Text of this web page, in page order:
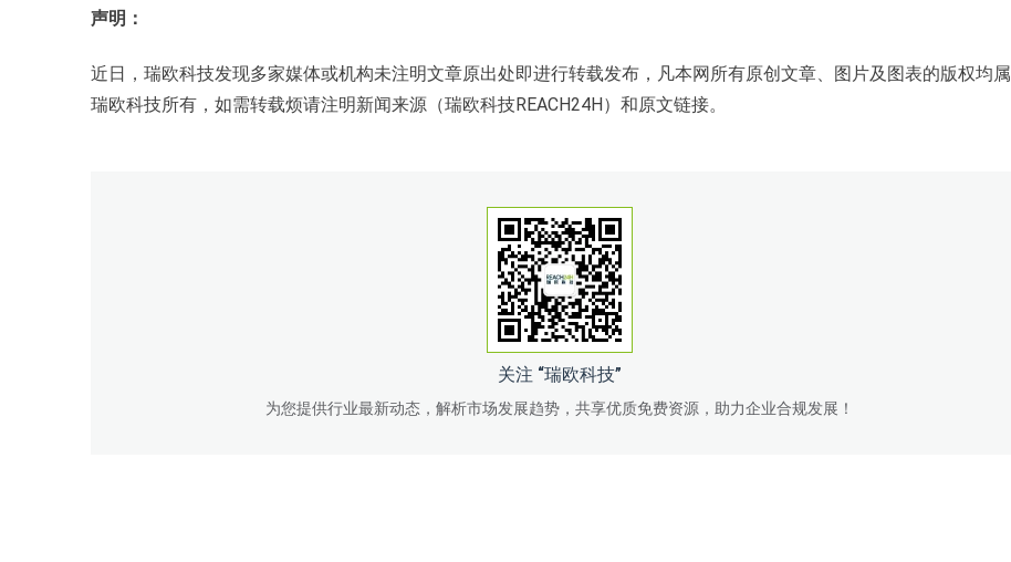
声明：
近日，瑞欧科技发现多家媒体或机构未注明文章原出处即进行转载发布，凡本网所有原创文章、图片及图表的版权均属
瑞欧科技所有，如需转载烦请注明新闻来源（瑞欧科技REACH24H）和原文链接。
关注 “瑞欧科技”
为您提供行业最新动态，解析市场发展趋势，共享优质免费资源，助力企业合规发展！